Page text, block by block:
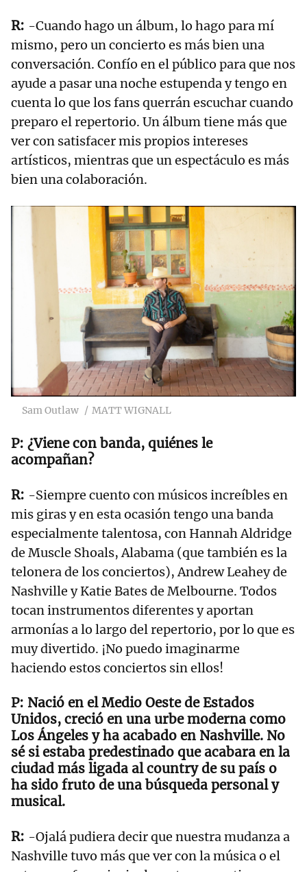
-Cuando hago un álbum, lo hago para mí
mismo, pero un concierto es más bien una
conversación. Confío en el público para que nos
ayude a pasar una noche estupenda y tengo en
cuenta lo que los fans querrán escuchar cuando
preparo el repertorio. Un álbum tiene más que
ver con satisfacer mis propios intereses
artísticos, mientras que un espectáculo es más
bien una colaboración.
Sam Outlaw MATT WIGNALL
¿Viene con banda, quiénes le
acompañan?
-Siempre cuento con músicos increíbles en
mis giras y en esta ocasión tengo una banda
especialmente talentosa, con Hannah Aldridge
de Muscle Shoals, Alabama (que también es la
telonera de los conciertos), Andrew Leahey de
Nashville y Katie Bates de Melbourne. Todos
tocan instrumentos diferentes y aportan
armonías a lo largo del repertorio, por lo que es
muy divertido. ¡No puedo imaginarme
haciendo estos conciertos sin ellos!
Nació en el Medio Oeste de Estados
Unidos, creció en una urbe moderna como
Los Ángeles y ha acabado en Nashville. No
sé si estaba predestinado que acabara en la
ciudad más ligada al country de su país o
ha sido fruto de una búsqueda personal y
musical.
-Ojalá pudiera decir que nuestra mudanza a
Nashville tuvo más que ver con la música o el